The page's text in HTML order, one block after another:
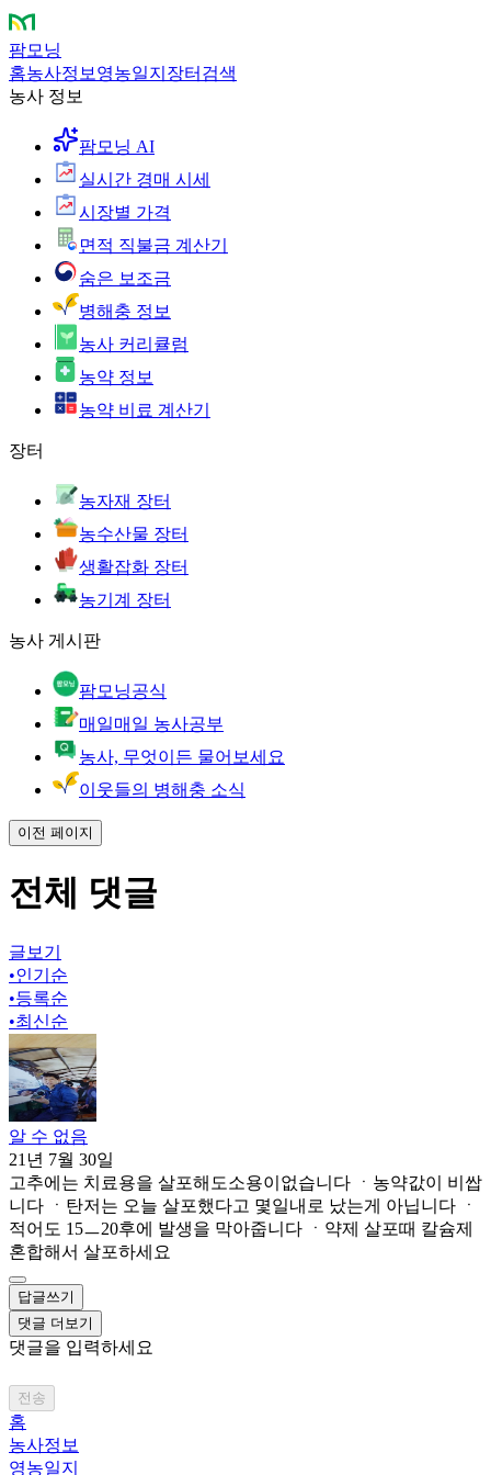
팜모닝
홈농사정보 영농일지 장터 검색
농사 정보
팜모닝 AI
실시간 경매 시세
시장별 가격
면적 직불금 계산기
숨은 보조금
병해충 정보
농사 커리큘럼
농약 정보
농약 비료 계산기
장터
농자재 장터
농수산물 장터
생활잡화 장터
농기계 장터
농사 게시판
팜모닝공식
매일매일 농사공부
농사, 무엇이든 물어보세요
이웃들의 병해충 소식
이전 페이지
전체 댓글
글보기
•인기순
•등록순
•최신순
알 수 없음
21년 7월 30일
고추에는 치료용을 살포해도소용이없습니다 ㆍ농약값이 비쌉
니다 ㆍ탄저는 오늘 살포했다고 몇일내로 났는게 아닙니다 ㆍ
적어도 15ㅡ20후에 발생을 막아줍니다 ㆍ약제 살포때 칼슘제
혼합해서 살포하세요
답글쓰기
댓글 더보기
댓글을 입력하세요
전송
홈
농사정보
영농일지